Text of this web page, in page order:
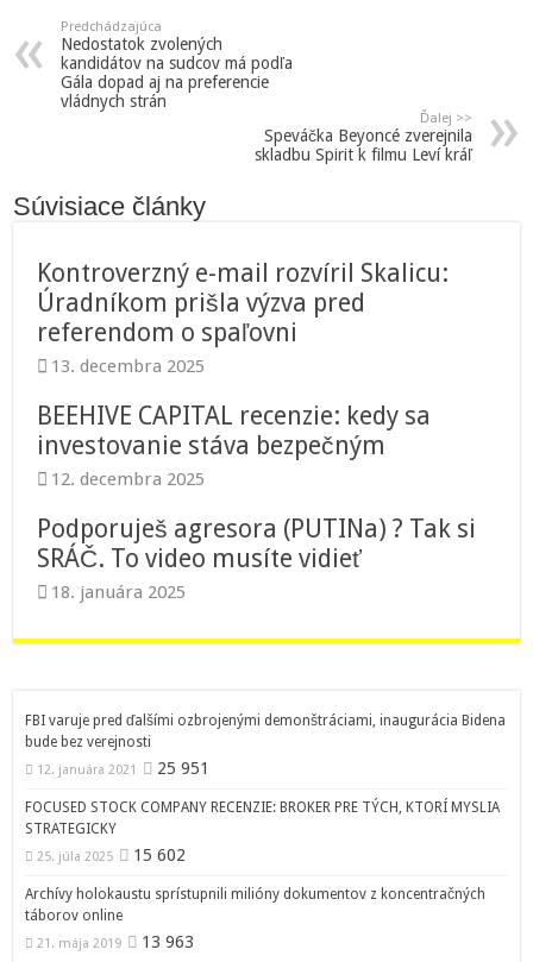
Predchádzajúca
Nedostatok zvolených
kandidátov na sudcov má podľa
Gála dopad aj na preferencie
vládnych strán
Ďalej >>
Speváčka Beyoncé zverejnila
skladbu Spirit k filmu Leví kráľ
Súvisiace články
Kontroverzný e-mail rozvíril Skalicu:
Úradníkom prišla výzva pred
referendom o spaľovni
13. decembra 2025
BEEHIVE CAPITAL recenzie: kedy sa
investovanie stáva bezpečným
12. decembra 2025
Podporuješ agresora (PUTINa) ? Tak si
SRÁČ. To video musíte vidieť
18. januára 2025
FBI varuje pred ďalšími ozbrojenými demonštráciami, inaugurácia Bidena
bude bez verejnosti
12. januára 2021 25 951
FOCUSED STOCK COMPANY RECENZIE: BROKER PRE TÝCH, KTORÍ MYSLIA
STRATEGICKY
25. júla 2025 15 602
Archívy holokaustu sprístupnili milióny dokumentov z koncentračných
táborov online
21. mája 2019 13 963